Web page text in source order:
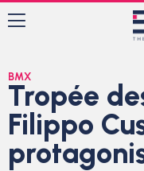
BMX
Tropée
Filippo